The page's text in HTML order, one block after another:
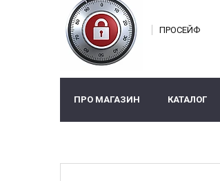
ПРОСЕЙФ
ПРО МАГАЗИН КАТАЛОГ